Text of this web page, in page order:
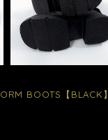
BOOTS【BLACK】